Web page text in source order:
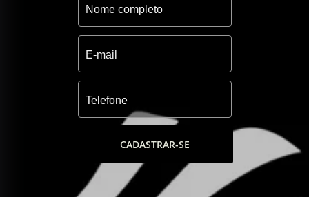
CADASTRAR-SE